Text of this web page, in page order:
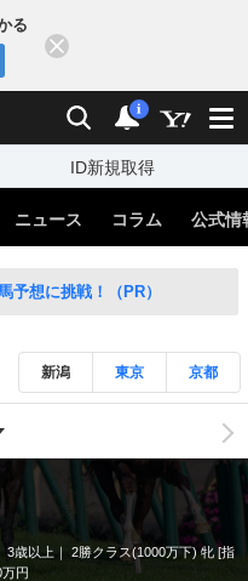
る
検索 通知
i
ID新規取得
ニュース コラム 公式情
予想に挑戦！（PR）
新潟 東京 京都
3歳以上
2勝クラス(1000万下) 牝 [指
円